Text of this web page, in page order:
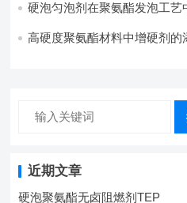
硬泡匀泡剂在聚氨酯发泡工
高硬度聚氨酯材料中增硬剂的
近期文章
硬泡聚氨酯无卤阻燃剂TEP